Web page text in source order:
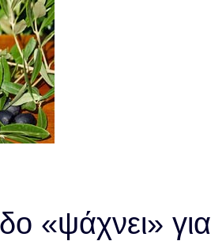
«ψάχνει» για